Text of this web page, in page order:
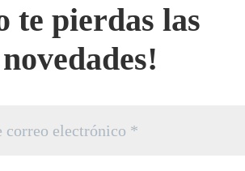
te pierdas las
novedades!